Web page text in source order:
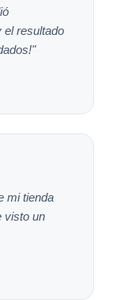
el resultado
mi tienda
visto un